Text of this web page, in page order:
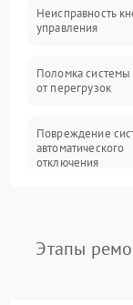
Прочие
Неисправность
управления
Поломка
от перегрузок
Повреждение
автоматического
отключения
Этапы